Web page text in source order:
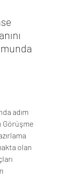
adım
Görüşme
olan